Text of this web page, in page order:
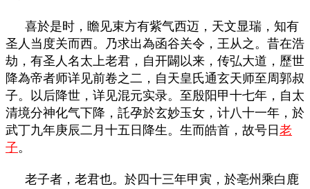
喜於是时，瞻见束方有紫气西迈，天文显瑞，知有
圣人当度关而西。乃求出為函谷关令，王从之。昔在浩
劫，有圣人名太上老君，自开闢以来，传弘大道，歷世
降為帝者师详见前卷之二，自天皇氏通玄天师至周郭叔
子。以后降世，详见混元实录。至殷阳甲十七年，自太
清境分神化气下降，託孕於玄妙玉女，计八十一年，於
武丁九年庚辰二月十五日降生。生而皓首，故号日老
子。
老子者，老君也。於四十三年甲寅，於亳州乘白鹿